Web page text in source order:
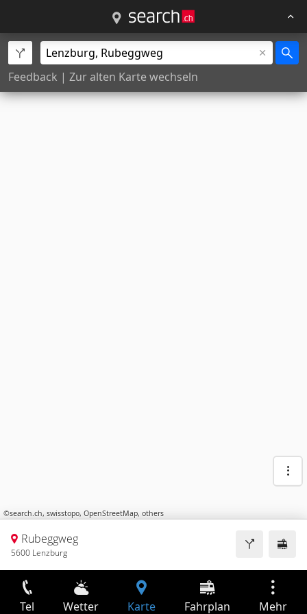
Feedback | Zur alten Karte wechseln
©search.ch, swisstopo, OpenStreetMap, others
Rubeggweg
5600 Lenzburg
Tel Wetter Karte Fahrplan Mehr